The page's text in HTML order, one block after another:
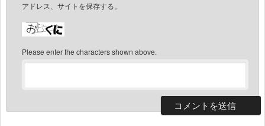
アドレス、サイトを保存する。
Please enter the characters shown above.